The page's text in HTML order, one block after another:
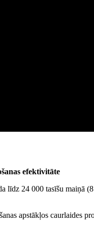
efektivitāte
līdz 24 000 tasīšu maiņā
apstākļos caurlaides